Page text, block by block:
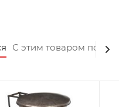
С этим товаром